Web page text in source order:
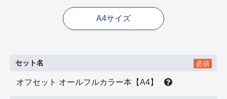
A4サイズ
セット名 必須
オフセット オールフルカラー本【A4】